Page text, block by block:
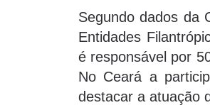
Segundo dados da
Entidades
é responsável por
No Ceará a
destacar a atuação